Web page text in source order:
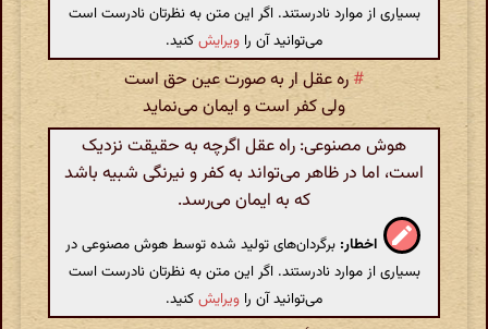
بسیاری از موارد نادرستند. اگر این متن به نظرتان نادرست است
می‌توانید آن را ویرایشکنید.
# ره عقل ار به صورت عین حق است
ولی کفر است و ایمان می‌نماید
هوش مصنوعی: راه عقل اگرچه به حقیقت نزدیک
است، اما در ظاهر می‌تواند به کفر و نیرنگی شبیه باشد
که به ایمان می‌رسد.
اخطار: برگردان‌های تولید شده توسط هوش مصنوعی در
بسیاری از موارد نادرستند. اگر این متن به نظرتان نادرست است
می‌توانید آن را ویرایشکنید.